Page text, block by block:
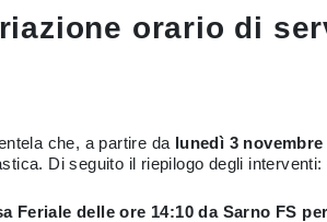
orario di
che, a partire da lunedì 3
Di seguito il riepilogo degli interventi:
Feriale delle ore 14:10 da Sarno FS